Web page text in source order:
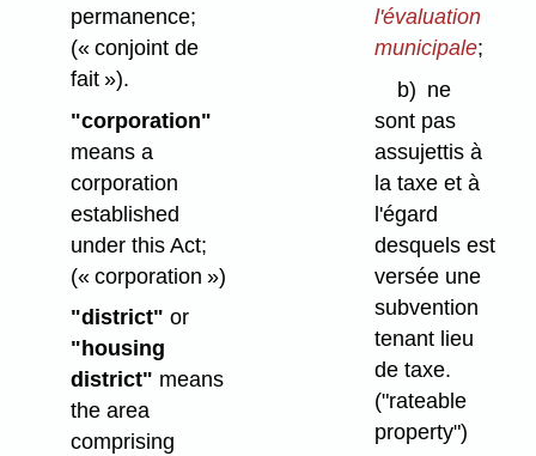
permanence;
(« conjoint de
fait »).
"corporation"
means a
corporation
established
under this Act;
(« corporation »)
"district" or
"housing
district" means
the area
comprising
l'évaluation
municipale;
b) ne
sont pas
assujettis à
la taxe et à
l'égard
desquels est
versée une
subvention
tenant lieu
de taxe.
("rateable
property")